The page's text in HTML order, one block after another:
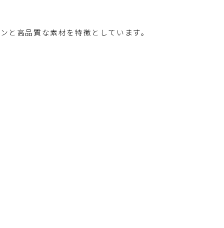
高品質な素材を特徴としています。